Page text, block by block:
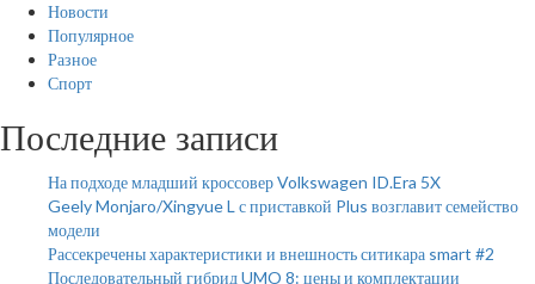
Новости
Популярное
Разное
Спорт
Последние записи
На подходе младший кроссовер Volkswagen ID.Era 5X
Geely Monjaro/Xingyue L с приставкой Plus возглавит семейство
модели
Рассекречены характеристики и внешность ситикара smart #2
Последовательный гибрид UMO 8: цены и комплектации